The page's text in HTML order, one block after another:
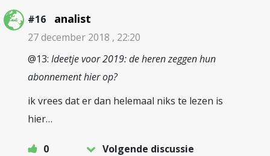
#16 analist
27 december 2018 , 22:20
@13: Ideetje voor 2019: de heren zeggen hun
abonnement hier op?
ik vrees dat er dan helemaal niks te lezen is
hier…
0
Volgende discussie